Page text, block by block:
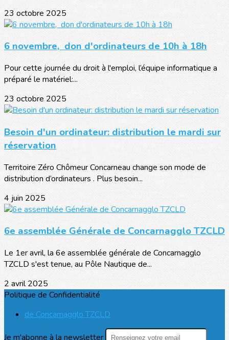
23 octobre 2025
6 novembre, don d'ordinateurs de 10h à 18h
Pour cette journée du droit à l'emploi, l’équipe informatique a
préparé le matériel:...
23 octobre 2025
Besoin d'un ordinateur: distribution le mardi sur
réservation
Territoire Zéro Chômeur Concarneau change son mode de
distribution d’ordinateurs . Plus besoin...
4 juin 2025
6e assemblée Générale de Concarnagglo TZCLD
Le 1er avril, la 6e assemblée générale de Concarnagglo
TZCLD s'est tenue, au Pôle Nautique de...
2 avril 2025
Politique de Confidentialité
de Concarnagglo TZCLD
Je m'abonne à la newsletter